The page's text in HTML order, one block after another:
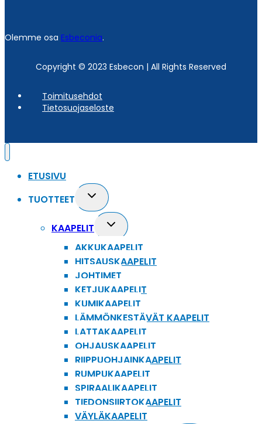
Olemme osa Esbeconia.
Copyright © 2023 Esbecon | All Rights Reserved
Toimitusehdot
Tietosuojaseloste
ETUSIVU
TUOTTEET
Toggle
child
menu
KAAPELIT
Toggle
child
menu
AKKUKAAPELIT
HITSAUSKAAPELIT
JOHTIMET
KETJUKAAPELIT
KUMIKAAPELIT
LÄMMÖNKESTÄVÄT KAAPELIT
LATTAKAAPELIT
OHJAUSKAAPELIT
RIIPPUOHJAINKAAPELIT
RUMPUKAAPELIT
SPIRAALIKAAPELIT
TIEDONSIIRTOKAAPELIT
VÄYLÄKAAPELIT